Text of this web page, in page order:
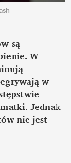
są
W
w
Jednak
nie jest